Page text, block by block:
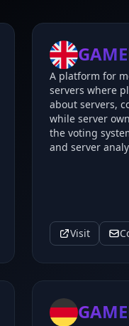
GAME
A platform for
servers where
about servers,
while server
the voting
and server
Visit
GAME